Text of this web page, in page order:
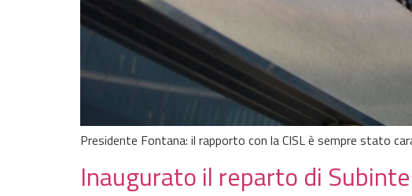
Presidente Fontana: il rapporto con la CISL è sempre stato
Inaugurato il reparto di